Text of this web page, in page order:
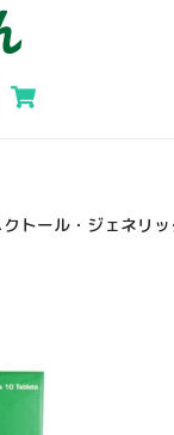
トール・ジェネリ